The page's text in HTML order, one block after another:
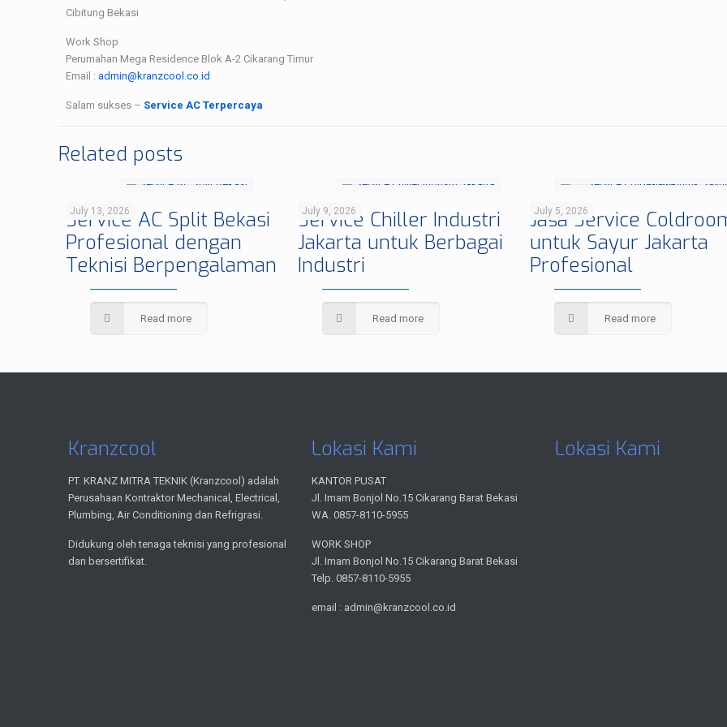
Cibitung Bekasi
Work Shop
Perumahan Mega Residence Blok A-2 Cikarang Timur
Email : admin@kranzcool.co.id
Salam sukses – Service AC Terpercaya
Related posts
July 13, 2026
Service AC Split Bekasi
Profesional dengan
Teknisi Berpengalaman
Read more
July 9, 2026
Service Chiller Industri
Jakarta untuk Berbagai
Industri
Read more
July 5, 2026
Jasa Service
untuk Sayur Jakarta
Profesional
Read more
Kranzcool
PT. KRANZ MITRA TEKNIK (Kranzcool) adalah
Perusahaan Kontraktor Mechanical, Electrical,
Plumbing, Air Conditioning dan Refrigrasi.
Didukung oleh tenaga teknisi yang profesional
dan bersertifikat.
Lokasi Kami
KANTOR PUSAT
Jl. Imam Bonjol No.15 Cikarang Barat Bekasi
WA. 0857-8110-5955
WORK SHOP
Jl. Imam Bonjol No.15 Cikarang Barat Bekasi
Telp. 0857-8110-5955
email : admin@kranzcool.co.id
Lokasi Kami